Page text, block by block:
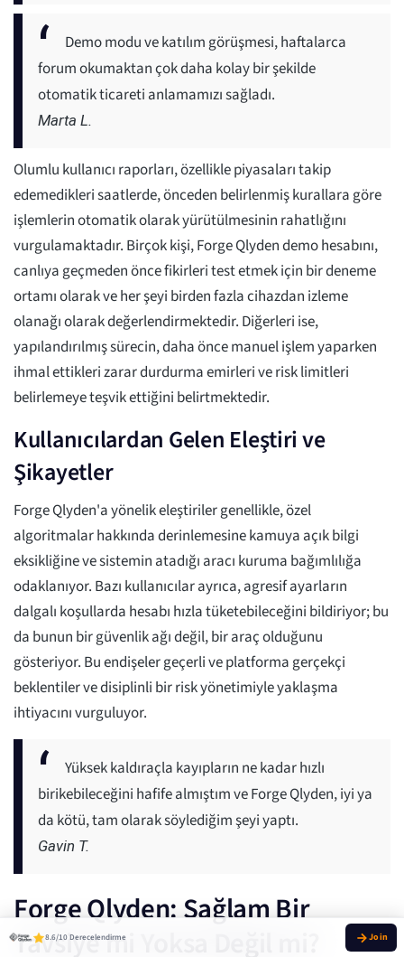
Demo modu ve katılım görüşmesi, haftalarca
forum okumaktan çok daha kolay bir şekilde
otomatik ticareti anlamamızı sağladı.
Marta L.
Olumlu kullanıcı raporları, özellikle piyasaları takip
edemedikleri saatlerde, önceden belirlenmiş kurallara göre
işlemlerin otomatik olarak yürütülmesinin rahatlığını
vurgulamaktadır. Birçok kişi, Forge Qlyden demo hesabını,
canlıya geçmeden önce fikirleri test etmek için bir deneme
ortamı olarak ve her şeyi birden fazla cihazdan izleme
olanağı olarak değerlendirmektedir. Diğerleri ise,
yapılandırılmış sürecin, daha önce manuel işlem yaparken
ihmal ettikleri zarar durdurma emirleri ve risk limitleri
belirlemeye teşvik ettiğini belirtmektedir.
Kullanıcılardan Gelen Eleştiri ve
Şikayetler
Forge Qlyden'a yönelik eleştiriler genellikle, özel
algoritmalar hakkında derinlemesine kamuya açık bilgi
eksikliğine ve sistemin atadığı aracı kuruma bağımlılığa
odaklanıyor. Bazı kullanıcılar ayrıca, agresif ayarların
dalgalı koşullarda hesabı hızla tüketebileceğini bildiriyor; bu
da bunun bir güvenlik ağı değil, bir araç olduğunu
gösteriyor. Bu endişeler geçerli ve platforma gerçekçi
beklentiler ve disiplinli bir risk yönetimiyle yaklaşma
ihtiyacını vurguluyor.
Yüksek kaldıraçla kayıpların ne kadar hızlı
birikebileceğini hafife almıştım ve Forge Qlyden, iyi ya
da kötü, tam olarak söylediğim şeyi yaptı.
Gavin T.
Forge Qlyden: Sağlam Bir
Tavsiye mi Yoksa Değil mi?
8.6/10 Derecelendirme